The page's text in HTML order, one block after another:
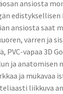
ansiosta
edistyksellisen
ansiosta saat
varren ja
PVC-vapaa 3D
ja anatomisen
ja mukavaa
liikkuva